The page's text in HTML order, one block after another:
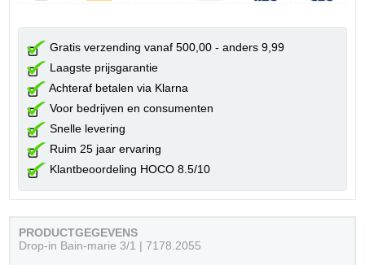
Gratis verzending vanaf 500,00 - anders 9,99
Laagste prijsgarantie
Achteraf betalen via Klarna
Voor bedrijven en consumenten
Snelle levering
Ruim 25 jaar ervaring
Klantbeoordeling HOCO 8.5/10
PRODUCTGEGEVENS
Drop-in Bain-marie 3/1 | 7178.2055